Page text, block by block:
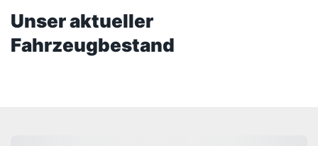
Unser aktueller
Fahrzeugbestand